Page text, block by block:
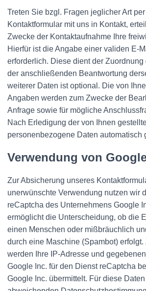
Treten Sie bzgl. Fragen jeglicher Art
Kontaktformular mit uns in Kontakt,
Zwecke der Kontaktaufnahme Ihre
Hierfür ist die Angabe einer validen E-
erforderlich. Diese dient der Zuordnung
der anschließenden Beantwortung
weiterer Daten ist optional. Die von
Angaben werden zum Zwecke der
Anfrage sowie für mögliche
Nach Erledigung der von Ihnen
personenbezogene Daten automatisch
Verwendung von
Zur Absicherung unseres
unerwünschte Verwendung nutzen wir
reCaptcha des Unternehmens Google
ermöglicht die Unterscheidung, ob die
einen Menschen oder mißbräuchlich
durch eine Maschine (Spambot)
werden Ihre IP-Adresse und
Google Inc. für den Dienst reCaptcha
Google Inc. übermittelt. Für diese